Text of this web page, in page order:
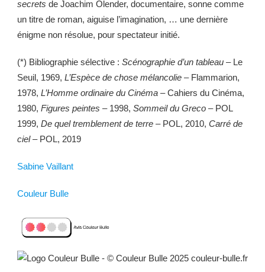
secrets de Joachim Olender, documentaire, sonne comme
un titre de roman, aiguise l’imagination, … une dernière
énigme non résolue, pour spectateur initié.
(*) Bibliographie sélective : Scénographie d’un tableau – Le
Seuil, 1969, L’Espèce de chose mélancolie – Flammarion,
1978, L’Homme ordinaire du Cinéma – Cahiers du Cinéma,
1980, Figures peintes – 1998, Sommeil du Greco – POL
1999, De quel tremblement de terre – POL, 2010, Carré de
ciel– POL, 2019
Sabine Vaillant
Couleur Bulle